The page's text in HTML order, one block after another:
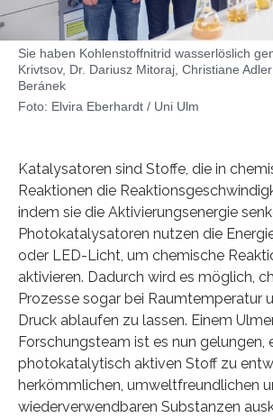
Sie haben Kohlenstoffnitrid wasserlöslich
Krivtsov, Dr. Dariusz Mitoraj, Christiane
Beránek
Foto: Elvira Eberhardt / Uni Ulm
Katalysatoren sind Stoffe, die in
Reaktionen die
indem sie die Aktivierungsenergie
Photokatalysatoren nutzen die
oder LED-Licht, um chemische
aktivieren. Dadurch wird es möglich,
Prozesse sogar bei Raumtemperatur
Druck ablaufen zu lassen. Einem
Forschungsteam ist es nun gelungen,
photokatalytisch aktiven Stoff zu
herkömmlichen, umweltfreundlichen
wiederverwendbaren Substanzen